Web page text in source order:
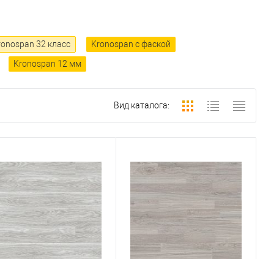
32 класс
Kronospan с фаской
Kronospan 12 мм
Вид каталога: